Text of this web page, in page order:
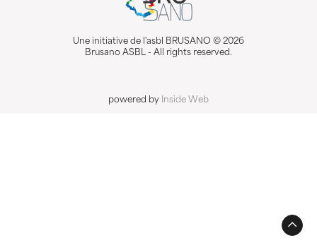
Une initiative de l'asbl BRUSANO © 2026
Brusano ASBL - All rights reserved.
powered by Inside Web